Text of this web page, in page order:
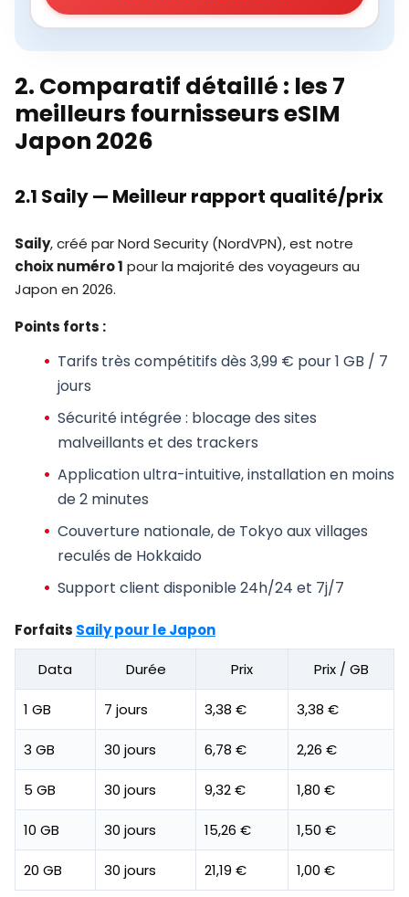
2. Comparatif détaillé : les 7
meilleurs fournisseurs eSIM
Japon 2026
2.1 Saily — Meilleur rapport qualité/prix
Saily, créé par Nord Security (NordVPN), est notre
choix numéro 1 pour la majorité des voyageurs au
Japon en 2026.
Points forts :
Tarifs très compétitifs dès 3,99 € pour 1 GB / 7
jours
Sécurité intégrée : blocage des sites
malveillants et des trackers
Application ultra-intuitive, installation en moins
de 2 minutes
Couverture nationale, de Tokyo aux villages
reculés de Hokkaido
Support client disponible 24h/24 et 7j/7
Forfaits Saily pour le Japon
Data Durée Prix Prix / GB
1 GB 7 jours 3,38 € 3,38 €
3 GB 30 jours 6,78 € 2,26 €
5 GB 30 jours 9,32 € 1,80 €
10 GB 30 jours 15,26 € 1,50 €
20 GB 30 jours 21,19 € 1,00 €